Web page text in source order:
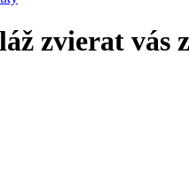
zvierat vás